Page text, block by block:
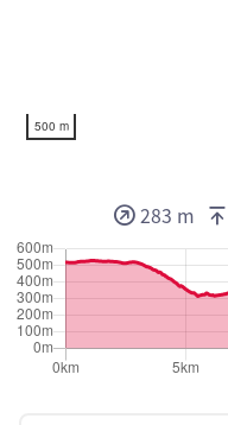
500 m
283 m